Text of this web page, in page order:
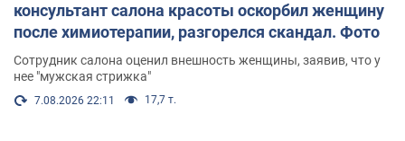
консультант салона красоты оскорбил женщину
после химиотерапии, разгорелся скандал. Фото
Сотрудник салона оценил внешность женщины, заявив, что у
нее "мужская стрижка"
7.08.2026 22:11 17,7 т.